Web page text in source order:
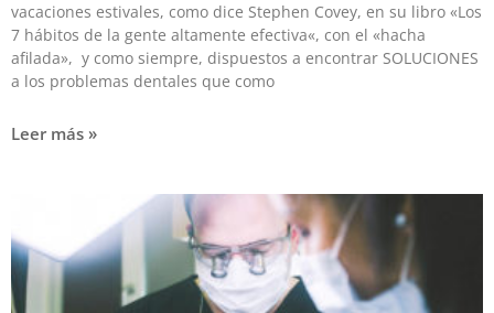
vacaciones estivales, como dice Stephen Covey, en su libro «Los
7 hábitos de la gente altamente efectiva«, con el «hacha
afilada», y como siempre, dispuestos a encontrar SOLUCIONES
a los problemas dentales que como
Leer más »